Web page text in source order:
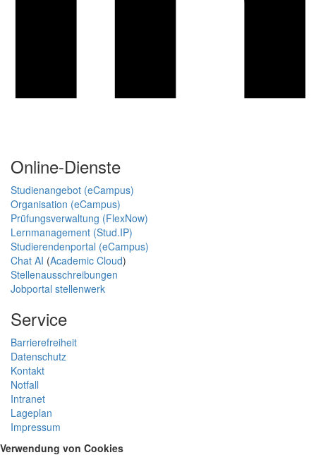
Online-Dienste
Studienangebot (eCampus)
Organisation (eCampus)
Prüfungsverwaltung (FlexNow)
Lernmanagement (Stud.IP)
Studierendenportal (eCampus)
Chat AI (Academic Cloud)
Stellenausschreibungen
Jobportal stellenwerk
Service
Barrierefreiheit
Datenschutz
Kontakt
Notfall
Intranet
Lageplan
Impressum
Verwendung von Cookies